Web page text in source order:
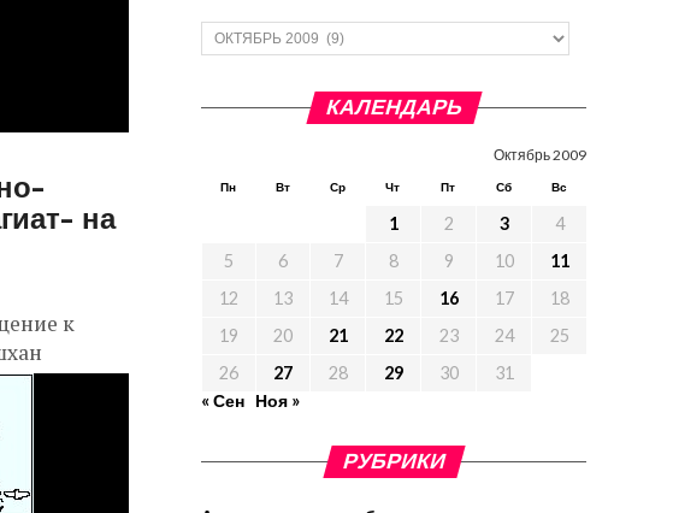
на
к
Архивы
КАЛЕНДАРЬ
Октябрь 2009
Пн Вт Ср Чт Пт Сб Вс
1 2 3
4
5
6 7 8 9 10
11
12
13 14 15 16 17
18
19
20 21 22 23 24
25
26
27 28 29 30
31
« Сен Ноя »
РУБРИКИ